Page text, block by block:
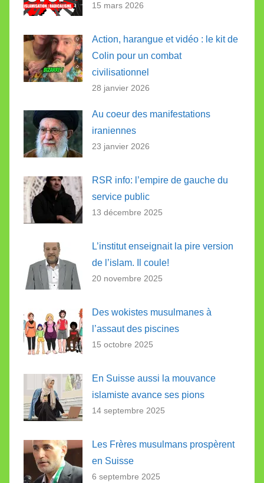
15 mars 2026
Action, harangue et vidéo : le kit de
Colin pour un combat
civilisationnel
28 janvier 2026
Au coeur des manifestations
iraniennes
23 janvier 2026
RSR info: l’empire de gauche du
service public
13 décembre 2025
L’institut enseignait la pire version
de l’islam. Il coule!
20 novembre 2025
Des wokistes musulmanes à
l’assaut des piscines
15 octobre 2025
En Suisse aussi la mouvance
islamiste avance ses pions
14 septembre 2025
Les Frères musulmans prospèrent
en Suisse
6 septembre 2025